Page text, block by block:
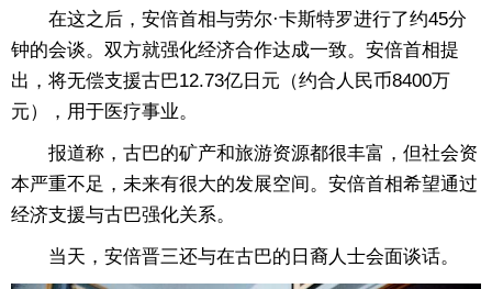
在这之后，安倍首相与劳尔·卡斯特罗进行了约45分
钟的会谈。双方就强化经济合作达成一致。安倍首相提
出，将无偿支援古巴12.73亿日元（约合人民币8400万
元），用于医疗事业。
报道称，古巴的矿产和旅游资源都很丰富，但社会资
本严重不足，未来有很大的发展空间。安倍首相希望通过
经济支援与古巴强化关系。
当天，安倍晋三还与在古巴的日裔人士会面谈话。